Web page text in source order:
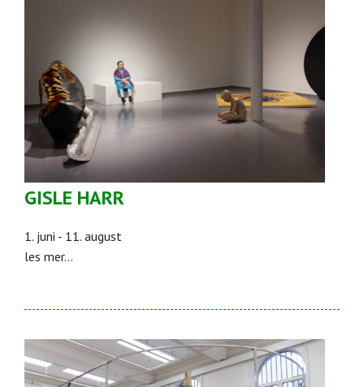
GISLE HARR
1. juni - 11. august
les mer...